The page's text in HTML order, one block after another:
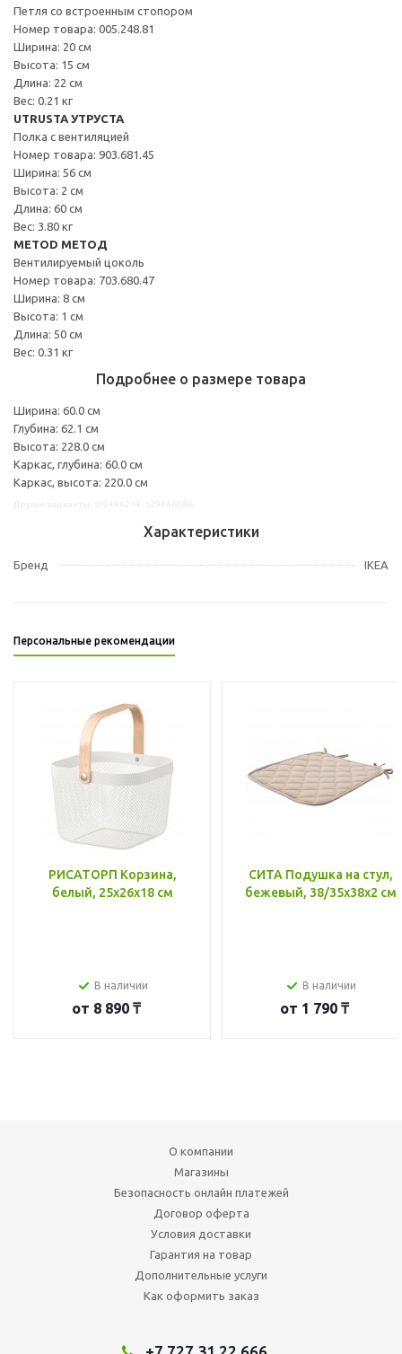
Петля со встроенным стопором
Номер товара: 005.248.81
Ширина: 20 см
Высота: 15 см
Длина: 22 см
Вес: 0.21 кг
UTRUSTA УТРУСТА
Полка с вентиляцией
Номер товара: 903.681.45
Ширина: 56 см
Высота: 2 см
Длина: 60 см
Вес: 3.80 кг
METOD МЕТОД
Вентилируемый цоколь
Номер товара: 703.680.47
Ширина: 8 см
Высота: 1 см
Длина: 50 см
Вес: 0.31 кг
Подробнее о размере товара
Ширина: 60.0 см
Глубина: 62.1 см
Высота: 228.0 см
Каркас, глубина: 60.0 см
Каркас, высота: 220.0 см
Характеристики
Бренд IKEA
Персональные рекомендации
РИСАТОРП Корзина,
белый, 25x26x18 см
В наличии
от 8 890 ₸
СИТА Подушка на стул,
бежевый, 38/35x38x2 см
В наличии
от 1 790 ₸
О компании
Магазины
Безопасность онлайн платежей
Договор оферта
Условия доставки
Гарантия на товар
Дополнительные услуги
Как оформить заказ